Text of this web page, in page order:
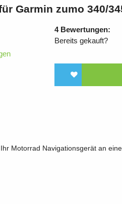
Garmin zumo 340/
4Bewertungen:
Bereits gekauft?
Motorrad Navigationsgerät an